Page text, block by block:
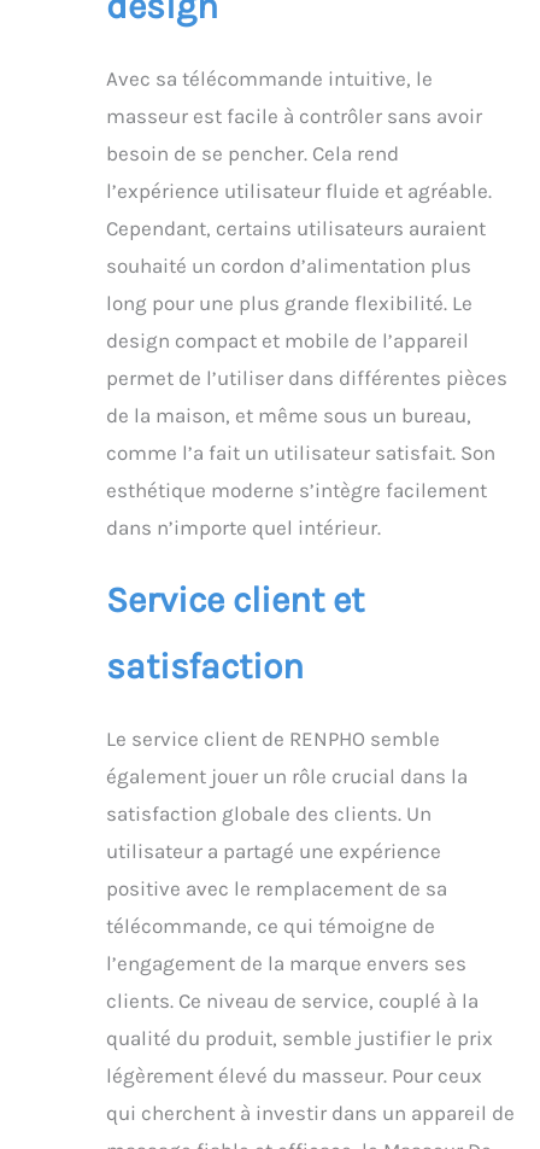
Avec sa télécommande intuitive, le
masseur est facile à contrôler sans avoir
besoin de se pencher. Cela rend
l’expérience utilisateur fluide et agréable.
Cependant, certains utilisateurs auraient
souhaité un cordon d’alimentation plus
long pour une plus grande flexibilité. Le
design compact et mobile de l’appareil
permet de l’utiliser dans différentes pièces
de la maison, et même sous un bureau,
comme l’a fait un utilisateur satisfait. Son
esthétique moderne s’intègre facilement
dans n’importe quel intérieur.
Service client et
satisfaction
Le service client de RENPHO semble
également jouer un rôle crucial dans la
satisfaction globale des clients. Un
utilisateur a partagé une expérience
positive avec le remplacement de sa
télécommande, ce qui témoigne de
l’engagement de la marque envers ses
clients. Ce niveau de service, couplé à la
qualité du produit, semble justifier le prix
légèrement élevé du masseur. Pour ceux
qui cherchent à investir dans un appareil de